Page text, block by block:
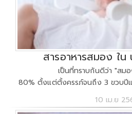
สารอาหารสมอง ใ
เป็นที่ทราบกันดีว่า "สมอง
80% ตั้งแต่ตั้งครรภ์จนถึง 3 ขวบปี
10 เม.ย